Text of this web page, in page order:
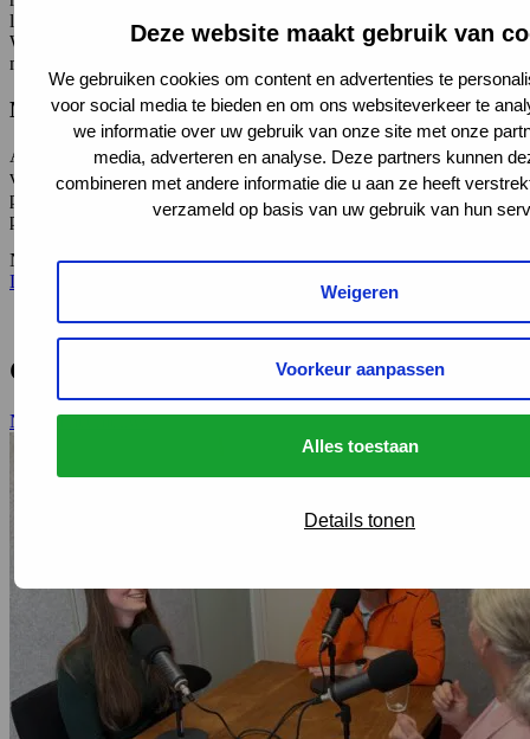
Deze website maakt gebruik van
We gebruiken cookies om content en advertenties te
voor social media te bieden en om ons websiteverkeer te
we informatie over uw gebruik van onze site met onze
media, adverteren en analyse. Deze partners kunnen
combineren met andere informatie die u aan ze heeft
verzameld op basis van uw gebruik van hun
Weigeren
Voorkeur aanpassen
Alles toestaan
Details tonen
langdurig (gedeeltelijk) verzuim. Hoe past dit bij de regels van de
Wet verbetering poortwachter? Welke keuzes moet een werkgever
maken en wat kun je als arbeidsdeskundige in dit proces betekenen?
Meer info en aanmelden
Alle workshops duren van 8.30 tot 10.30 uur. In een kleine groep
van 8 tot 12 deelnemers gaan we samen kennis uitwisselen,
problemen ontrafelen en oplossen. Je krijgt voor deelname 1 PE-
punt toegekend. Wil je erbij zijn? Meld je aanvia de eventpagina
Nu al meer weten over werk na kanker? Lees dan onze handreiking
Late gevolgen van kanker(behandelingen) en werk
Gerelateerd
Naar al het nieuws